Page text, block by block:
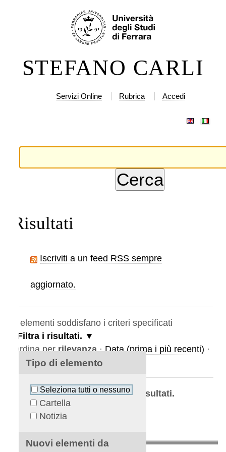
STEFANO CARLI
Servizi Online Rubrica Accedi
Iscriviti a un feed RSS sempre
aggiornato.
soddisfano i criteri specificati
i risultati.
Tipo di elemento
Seleziona tutti o nessuno
Cartella
Notizia
Nuovi elementi da
per rilevanza · Data (prima i più recenti) ·
La ricerca non ha prodotto risultati.